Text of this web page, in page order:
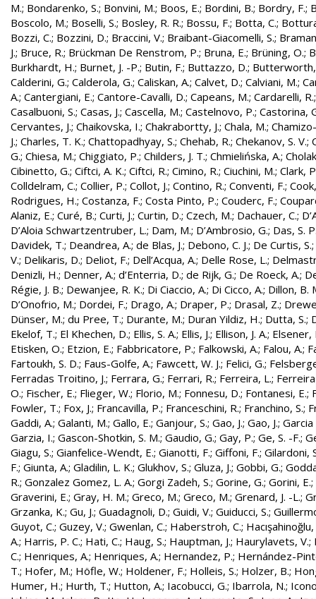
M.; Bondarenko, S.; Bonvini, M.; Boos, E.; Bordini, B.; Bordry, F.;
Boscolo, M.; Boselli, S.; Bosley, R. R.; Bossu, F.; Botta, C.;
Bozzi, C.; Bozzini, D.; Braccini, V.; Braibant-Giacomelli, S.;
J.; Bruce, R.; Brückman De Renstrom, P.; Bruna, E.; Brüning, O.;
Burkhardt, H.; Burnet, J. -P.; Butin, F.; Buttazzo, D.;
Calderini, G.; Calderola, G.; Caliskan, A.; Calvet, D.; Calviani, M.;
A.; Cantergiani, E.; Cantore-Cavalli, D.; Capeans, M.; Cardarelli, R.
Casalbuoni, S.; Casas, J.; Cascella, M.; Castelnovo, P.; Castorina,
Cervantes, J.; Chaikovska, I.; Chakrabortty, J.; Chala, M.;
J.; Charles, T. K.; Chattopadhyay, S.; Chehab, R.; Chekanov, S. V.;
G.; Chiesa, M.; Chiggiato, P.; Childers, J. T.; Chmielińska, A.;
Cibinetto, G.; Ciftci, A. K.; Ciftci, R.; Cimino, R.; Ciuchini, M.; Clark,
Colldelram, C.; Collier, P.; Collot, J.; Contino, R.; Conventi, F.;
Rodrigues, H.; Costanza, F.; Costa Pinto, P.; Couderc, F.;
Alaniz, E.; Curé, B.; Curti, J.; Curtin, D.; Czech, M.; Dachauer, C.;
D’Aloia Schwartzentruber, L.; Dam, M.; D’Ambrosio, G.; Das, S.
Davidek, T.; Deandrea, A.; de Blas, J.; Debono, C. J.; De Curtis, S.;
V.; Delikaris, D.; Deliot, F.; Dell’Acqua, A.; Delle Rose, L.;
Denizli, H.; Denner, A.; d’Enterria, D.; de Rijk, G.; De Roeck, A.;
Régie, J. B.; Dewanjee, R. K.; Di Ciaccio, A.; Di Cicco, A.; Dillon, B.
D’Onofrio, M.; Dordei, F.; Drago, A.; Draper, P.; Drasal, Z.;
Dünser, M.; du Pree, T.; Durante, M.; Duran Yildiz, H.; Dutta, S.;
Ekelof, T.; El Khechen, D.; Ellis, S. A.; Ellis, J.; Ellison, J. A.; Elsener,
Etisken, O.; Etzion, E.; Fabbricatore, P.; Falkowski, A.; Falou, A.;
Fartoukh, S. D.; Faus-Golfe, A.; Fawcett, W. J.; Felici, G.;
Ferradas Troitino, J.; Ferrara, G.; Ferrari, R.; Ferreira, L.;
O.; Fischer, E.; Flieger, W.; Florio, M.; Fonnesu, D.; Fontanesi, E.;
Fowler, T.; Fox, J.; Francavilla, P.; Franceschini, R.; Franchino, S.;
Gaddi, A.; Galanti, M.; Gallo, E.; Ganjour, S.; Gao, J.; Gao, J.; Garcia
Garzia, I.; Gascon-Shotkin, S. M.; Gaudio, G.; Gay, P.; Ge, S. -F.;
Giagu, S.; Gianfelice-Wendt, E.; Gianotti, F.; Giffoni, F.; Gilardoni,
F.; Giunta, A.; Gladilin, L. K.; Glukhov, S.; Gluza, J.; Gobbi, G.;
R.; Gonzalez Gomez, L. A.; Gorgi Zadeh, S.; Gorine, G.; Gorini, E.;
Graverini, E.; Gray, H. M.; Greco, M.; Greco, M.; Grenard, J. -L.;
Grzanka, K.; Gu, J.; Guadagnoli, D.; Guidi, V.; Guiducci, S.;
Guyot, C.; Guzey, V.; Gwenlan, C.; Haberstroh, C.;
A.; Harris, P. C.; Hati, C.; Haug, S.; Hauptman, J.; Haurylavets, V.;
C.; Henriques, A.; Henriques, A.; Hernandez, P.; Hernández-
T.; Hofer, M.; Höfle, W.; Holdener, F.; Holleis, S.; Holzer, B.;
Humer, H.; Hurth, T.; Hutton, A.; Iacobucci, G.; Ibarrola, N.;